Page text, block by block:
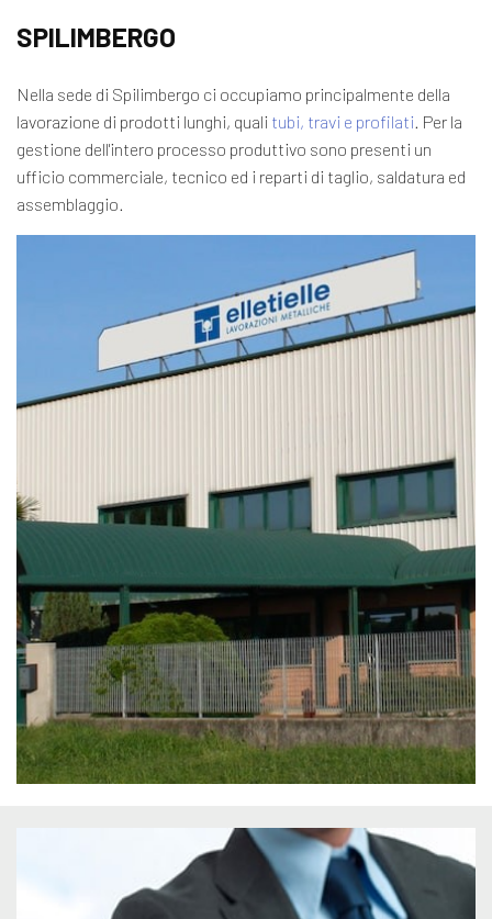
SPILIMBERGO
Nella sede di Spilimbergo ci occupiamo principalmente della
lavorazione di prodotti lunghi, quali tubi, travi e profilati . Per la
gestione dell'intero processo produttivo sono presenti un
ufficio commerciale, tecnico ed i reparti di taglio, saldatura ed
assemblaggio.